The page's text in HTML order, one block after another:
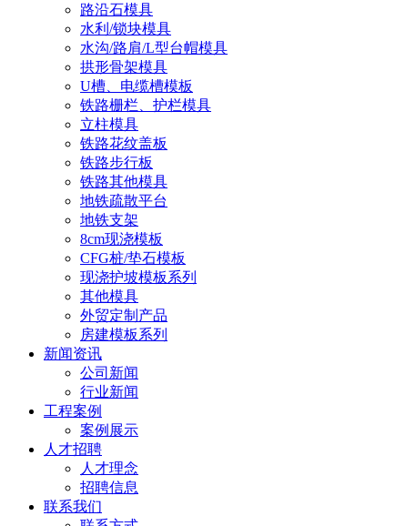
路沿石模具
水利/锁块模具
水沟/路肩/L型台帽模具
拱形骨架模具
U槽、电缆槽模板
铁路栅栏、护栏模具
立柱模具
铁路花纹盖板
铁路步行板
铁路其他模具
地铁疏散平台
地铁支架
8cm现浇模板
CFG桩/垫石模板
现浇护坡模板系列
其他模具
外贸定制产品
房建模板系列
新闻资讯
公司新闻
行业新闻
工程案例
案例展示
人才招聘
人才理念
招聘信息
联系我们